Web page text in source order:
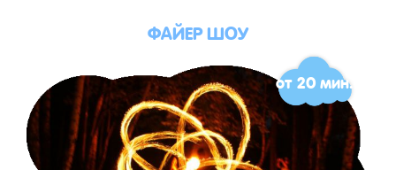
ФАЙЕР ШОУ
от 20 мин.